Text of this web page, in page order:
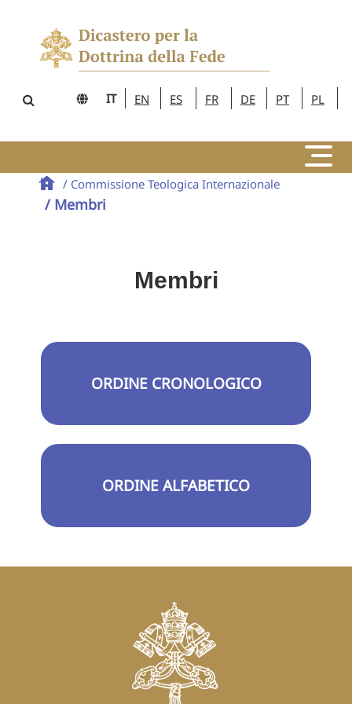
IT EN ES FR DE PT PL
/ Commissione Teologica Internazionale
/ Membri
Membri
ORDINE CRONOLOGICO
ORDINE ALFABETICO